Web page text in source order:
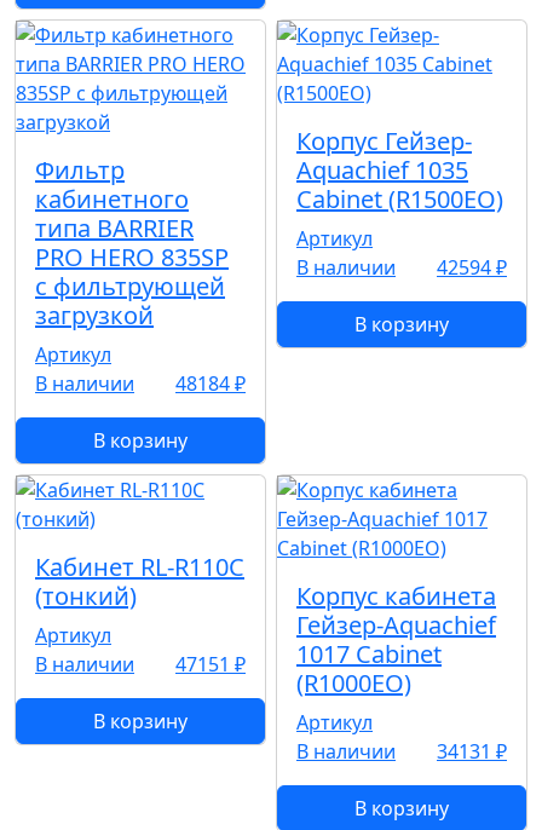
Фильтр
кабинетного
типа BARRIER
PRO HERO 835SP
с фильтрующей
загрузкой
Артикул
В наличии
48184 ₽
В корзину
Корпус Гейзер-
Aquachief 1035
Cabinet (R1500EO)
Артикул
В наличии
42594 ₽
В корзину
Кабинет RL-R110C
(тонкий)
Артикул
В наличии
47151 ₽
В корзину
Корпус кабинета
Гейзер-Aquachief
1017 Cabinet
(R1000EO)
Артикул
В наличии
34131 ₽
В корзину